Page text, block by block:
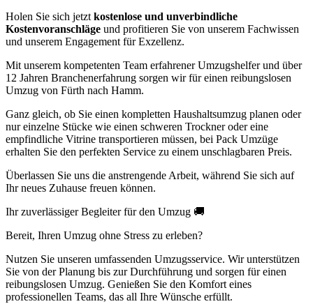
Holen Sie sich jetzt kostenlose und unverbindliche
Kostenvoranschläge und profitieren Sie von unserem Fachwissen
und unserem Engagement für Exzellenz.
Mit unserem kompetenten Team erfahrener Umzugshelfer und über
12 Jahren Branchenerfahrung sorgen wir für einen reibungslosen
Umzug von Fürth nach Hamm.
Ganz gleich, ob Sie einen kompletten Haushaltsumzug planen oder
nur einzelne Stücke wie einen schweren Trockner oder eine
empfindliche Vitrine transportieren müssen, bei Pack Umzüge
erhalten Sie den perfekten Service zu einem unschlagbaren Preis.
Überlassen Sie uns die anstrengende Arbeit, während Sie sich auf
Ihr neues Zuhause freuen können.
Ihr zuverlässiger Begleiter für den Umzug 🚚
Bereit, Ihren Umzug ohne Stress zu erleben?
Nutzen Sie unseren umfassenden Umzugsservice. Wir unterstützen
Sie von der Planung bis zur Durchführung und sorgen für einen
reibungslosen Umzug. Genießen Sie den Komfort eines
professionellen Teams, das all Ihre Wünsche erfüllt.